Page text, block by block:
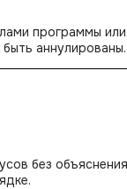
программы
аннулированы.
без